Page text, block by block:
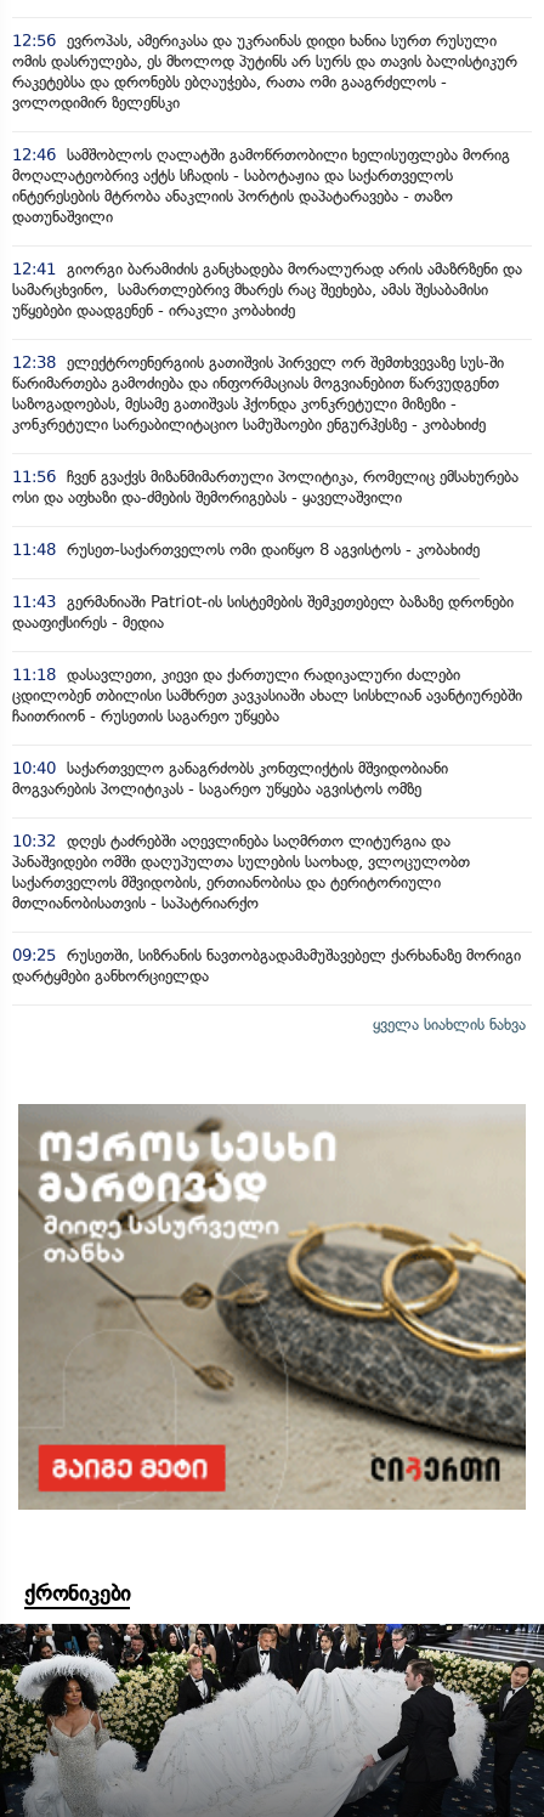
12:56 ევროპას, ამერიკასა და უკრაინას დიდი ხანია სურთ რუსული
ომის დასრულება, ეს მხოლოდ პუტინს არ სურს და თავის ბალისტიკურ
რაკეტებსა და დრონებს ებღაუჭება, რათა ომი გააგრძელოს -
ვოლოდიმირ ზელენსკი
12:46 სამშობლოს ღალატში გამოწრთობილი ხელისუფლება მორიგ
მოღალატეობრივ აქტს სჩადის - საბოტაჟია და საქართველოს
ინტერესების მტრობა ანაკლიის პორტის დაპატარავება - თაზო
დათუნაშვილი
12:41
გიორგი ბარამიძის განცხადება მორალურად არის ამაზრზენი და
სამარცხვინო, სამართლებრივ მხარეს რაც შეეხება, ამას შესაბამისი
უწყებები დაადგენენ - ირაკლი კობახიძე
12:38 ელექტროენერგიის გათიშვის პირველ ორ შემთხვევაზე სუს-ში
წარიმართება გამოძიება და ინფორმაციას მოგვიანებით წარვუდგენთ
საზოგადოებას, მესამე გათიშვას ჰქონდა კონკრეტული მიზეზი -
კონკრეტული სარეაბილიტაციო სამუშაოები ენგურჰესზე - კობახიძე
11:56 ჩვენ გვაქვს მიზანმიმართული პოლიტიკა, რომელიც ემსახურება
ოსი და აფხაზი და-ძმების შემორიგებას - ყაველაშვილი
11:48 რუსეთ-საქართველოს ომი დაიწყო 8 აგვისტოს - კობახიძე
11:43 გერმანიაში Patriot-ის სისტემების შემკეთებელ ბაზაზე დრონები
დააფიქსირეს - მედია
11:18 დასავლეთი, კიევი და ქართული რადიკალური ძალები
ცდილობენ თბილისი სამხრეთ კავკასიაში ახალ სისხლიან ავანტიურებში
ჩაითრიონ - რუსეთის საგარეო უწყება
10:40 საქართველო განაგრძობს კონფლიქტის მშვიდობიანი
მოგვარების პოლიტიკას - საგარეო უწყება აგვისტოს ომზე
10:32
დღეს ტაძრებში აღევლინება საღმრთო ლიტურგია და
პანაშვიდები ომში დაღუპულთა სულების საოხად, ვლოცულობთ
საქართველოს მშვიდობის, ერთიანობისა და ტერიტორიული
მთლიანობისათვის - საპატრიარქო
09:25 რუსეთში, სიზრანის ნავთობგადამამუშავებელ ქარხანაზე მორიგი
დარტყმები განხორციელდა
ყველა სიახლის ნახვა
ქრონიკები